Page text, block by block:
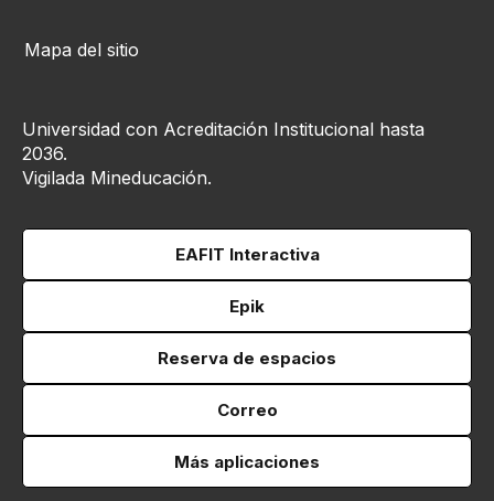
Mapa del sitio
Universidad con Acreditación Institucional hasta
2036.
Vigilada Mineducación.
EAFIT Interactiva
Epik
Reserva de espacios
Correo
Más aplicaciones